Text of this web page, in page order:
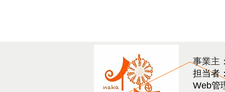
事業主
担当者
Web管